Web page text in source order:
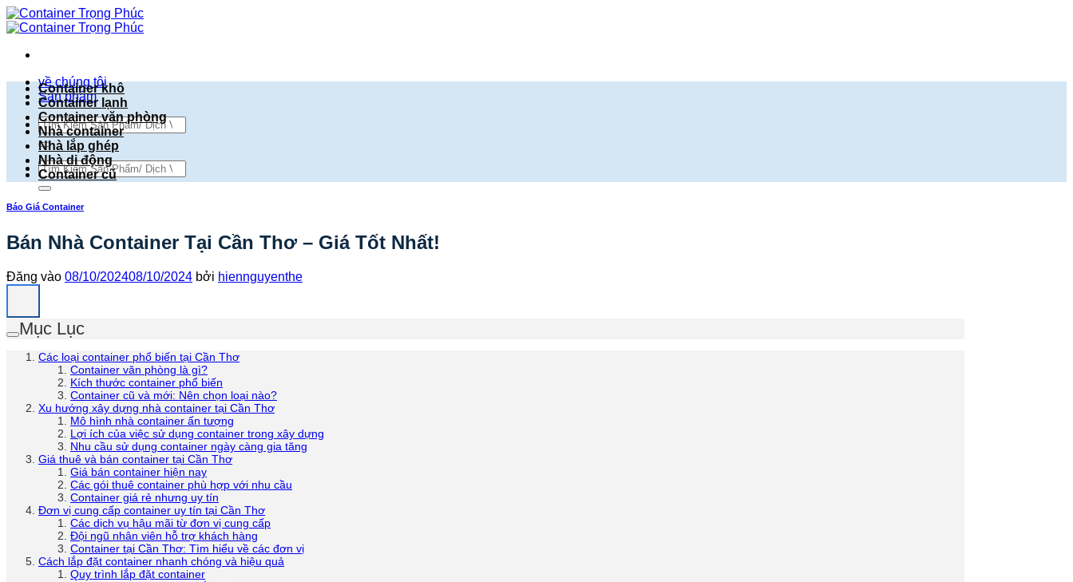
Bỏ
qua
dung
về chúng tôi
Sản phẩm
Tìm
kiếm:
Tìm
kiếm:
Container khô
Container lạnh
Container văn phòng
Nhà container
Nhà lắp ghép
Nhà di động
Container cũ
Báo Giá Container
Bán Nhà Container Tại Cần Thơ – Giá Tốt Nhất!
Đăng vào 08/10/202408/10/2024 bởi hiennguyenthe
Mục Lục
Các loại container phổ biến tại Cần Thơ
Container văn phòng là gì?
Kích thước container phổ biến
Container cũ và mới: Nên chọn loại nào?
Xu hướng xây dựng nhà container tại Cần Thơ
Mô hình nhà container ấn tượng
Lợi ích của việc sử dụng container trong xây dựng
Nhu cầu sử dụng container ngày càng gia tăng
Giá thuê và bán container tại Cần Thơ
Giá bán container hiện nay
Các gói thuê container phù hợp với nhu cầu
Container giá rẻ nhưng uy tín
Đơn vị cung cấp container uy tín tại Cần Thơ
Các dịch vụ hậu mãi từ đơn vị cung cấp
Đội ngũ nhân viên hỗ trợ khách hàng
Container tại Cần Thơ: Tìm hiểu về các đơn vị
Cách lắp đặt container nhanh chóng và hiệu quả
Quy trình lắp đặt container